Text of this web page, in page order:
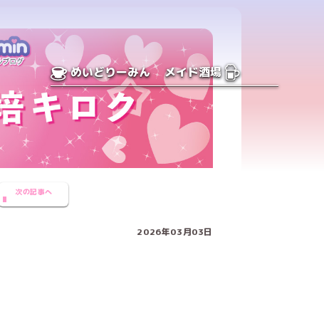
めいどりーみん メイド酒場
次の記事へ
2026年03月03日